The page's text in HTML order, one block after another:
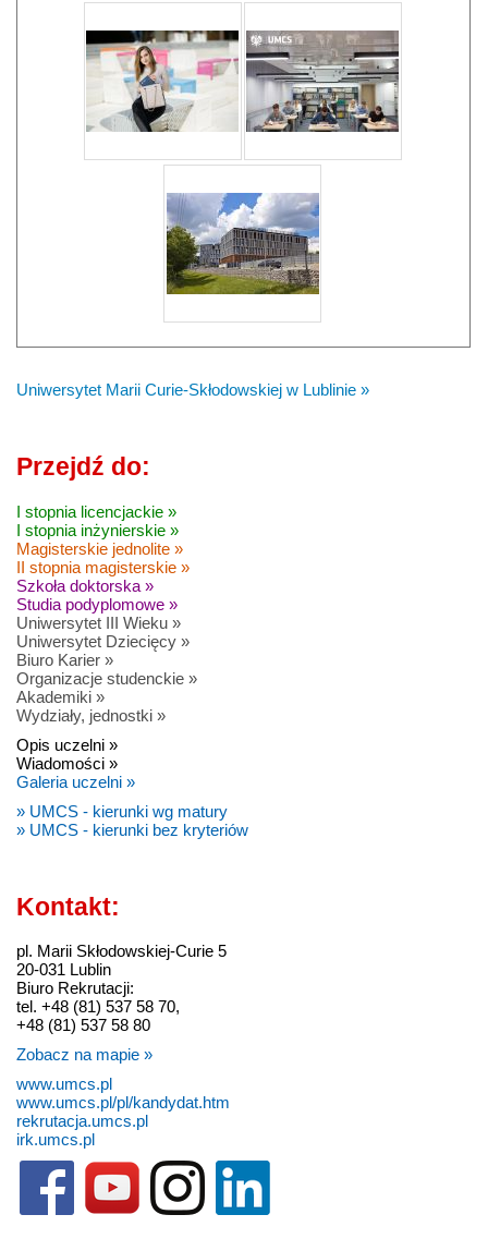
Uniwersytet Marii Curie-Skłodowskiej w Lublinie »
Przejdź do:
I stopnia licencjackie »
I stopnia inżynierskie »
Magisterskie jednolite »
II stopnia magisterskie »
Szkoła doktorska »
Studia podyplomowe »
Uniwersytet III Wieku »
Uniwersytet Dziecięcy »
Biuro Karier »
Organizacje studenckie »
Akademiki »
Wydziały, jednostki »
Opis uczelni »
Wiadomości »
Galeria uczelni »
» UMCS - kierunki wg matury
» UMCS - kierunki bez kryteriów
Kontakt:
pl. Marii Skłodowskiej-Curie 5
20-031 Lublin
Biuro Rekrutacji:
tel. +48 (81) 537 58 70,
+48 (81) 537 58 80
Zobacz na mapie »
www.umcs.pl
www.umcs.pl/pl/kandydat.htm
rekrutacja.umcs.pl
irk.umcs.pl